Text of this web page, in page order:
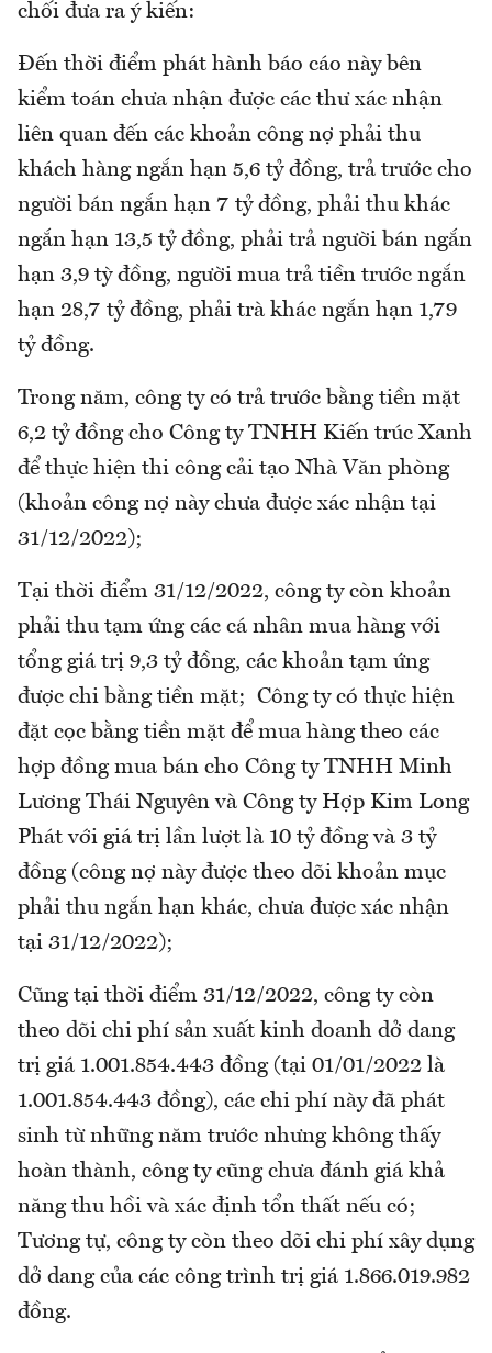
chối đưa ra ý kiến:
Đến thời điểm phát hành báo cáo này bên
kiểm toán chưa nhận được các thư xác nhận
liên quan đến các khoản công nợ phải thu
khách hàng ngắn hạn 5,6 tỷ đồng, trả trước cho
người bán ngắn hạn 7 tỷ đồng, phải thu khác
ngắn hạn 13,5 tỷ đồng, phải trả người bán ngắn
hạn 3,9 tỳ đồng, người mua trả tiền trước ngắn
hạn 28,7 tỷ đồng, phải trà khác ngắn hạn 1,79
tỷ đồng.
Trong năm, công ty có trả trước bằng tiền mặt
6,2 tỷ đồng cho Công ty TNHH Kiến trúc Xanh
để thực hiện thi công cải tạo Nhà Văn phòng
(khoản công nợ này chưa được xác nhận tại
31/12/2022);
Tại thời điểm 31/12/2022, công ty còn khoản
phải thu tạm ứng các cá nhân mua hàng với
tổng giá trị 9,3 tỷ đồng, các khoản tạm ứng
được chi bằng tiền mặt; Công ty có thực hiện
đặt cọc bằng tiền mặt để mua hàng theo các
hợp đồng mua bán cho Công ty TNHH Minh
Lương Thái Nguyên và Công ty Hợp Kim Long
Phát với giá trị lần lượt là 10 tỷ đồng và 3 tỷ
đồng (công nợ này được theo dõi khoản mục
phải thu ngắn hạn khác, chưa được xác nhận
tại 31/12/2022);
Cũng tại thời điểm 31/12/2022, công ty còn
theo dõi chi phí sản xuất kinh doanh dở dang
trị giá 1.001.854.443 đồng (tại 01/01/2022 là
1.001.854.443 đồng), các chi phí này đã phát
sinh từ những năm trước nhưng không thấy
hoàn thành, công ty cũng chưa đánh giá khả
năng thu hồi và xác định tổn thất nếu có;
Tương tự, công ty còn theo dõi chi phí xây dụng
dở dang của các công trình trị giá 1.866.019.982
đồng.